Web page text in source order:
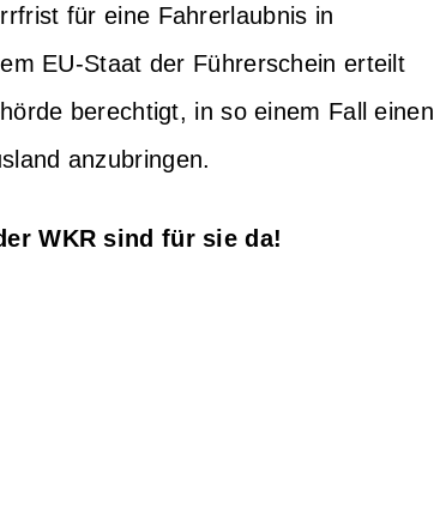
für eine Fahrerlaubnis in
EU-Staat der Führerschein erteilt
berechtigt, in so einem Fall einen
anzubringen.
WKR sind für sie da!